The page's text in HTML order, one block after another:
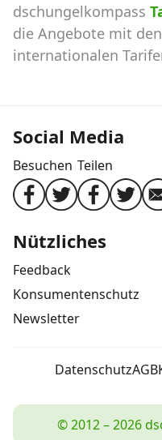
dschungelkompass
die Angebote mit
internationalen
Social Media
Besuchen Teilen
Nützliches
Feedback
Konsumentenschutz
Newsletter
DatenschutzAGB
© 2012 – 2026